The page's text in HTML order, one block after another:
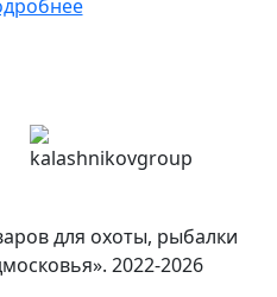
для охоты, рыбалки
2022-2026